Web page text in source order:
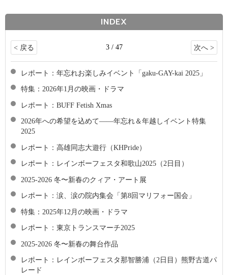
INDEX
< 戻る 3 / 47 次へ >
レポート：年忘れお楽しみイベント「gaku-GAY-kai 2025」
特集：2026年1月の映画・ドラマ
レポート：BUFF Fetish Xmas
2026年への希望を込めて――年忘れ＆年越しイベント特集
2025
レポート：高雄同志大遊行（KHPride）
レポート：レインボーフェスタ和歌山2025（2日目）
2025-2026 冬〜新春のクィア・アート展
レポート：涙、涙の院内集会「第8回マリフォー国会」
特集：2025年12月の映画・ドラマ
レポート：東京トランスマーチ2025
2025-2026 冬〜新春の舞台作品
レポート：レインボーフェスタ那智勝浦（2日目）熊野古道パ
レード